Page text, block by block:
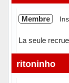
Membre
La seule
Hors ligne
ritoninho